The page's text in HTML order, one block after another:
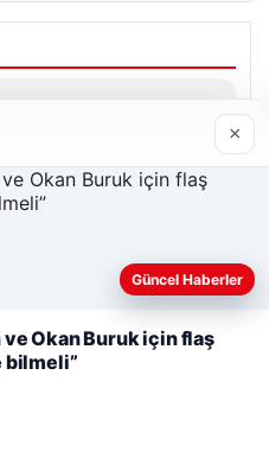
daha iyi anlayabilmek,
×
Güncel Haberler
ve Okan Buruk için flaş
bilmeli”